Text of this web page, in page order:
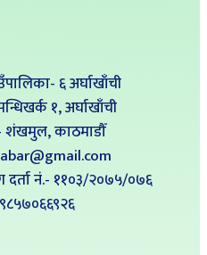
६ अर्घाखाँची
१, अर्घाखाँची
शंखमुल, काठमाडौँ
दर्ता नं.- ११०३/२०७५/०७६